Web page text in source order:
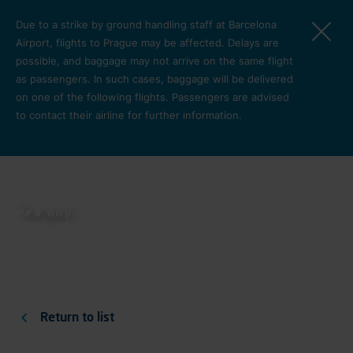
Due to a strike by ground handling staff at Barcelona
Airport, flights to Prague may be affected. Delays are
possible, and baggage may not arrive on the same flight
as passengers. In such cases, baggage will be delivered
on one of the following flights. Passengers are advised
to contact their airline for further information.
Where can I find public
Return to list